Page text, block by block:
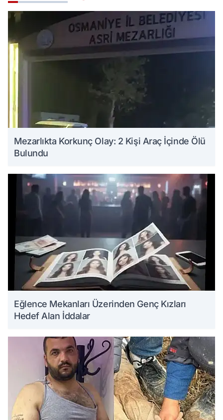
Mezarlıkta Korkunç Olay: 2 Kişi Araç İçinde Ölü
Bulundu
Eğlence Mekanları Üzerinden Genç Kızları
Hedef Alan İddalar